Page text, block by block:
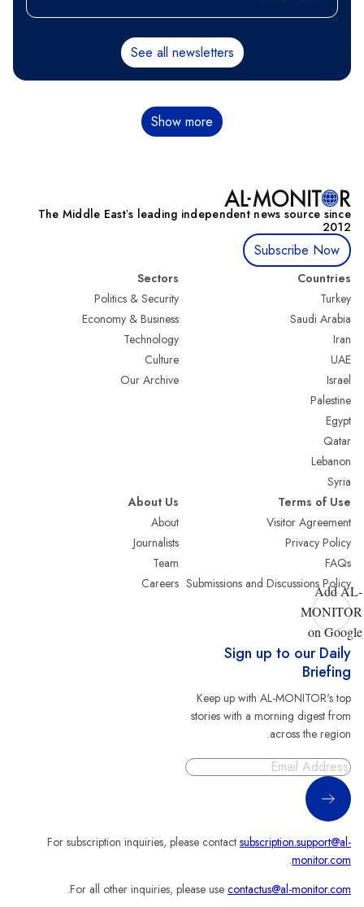
See all newsletters
Show more
The Middle Eastʼs leading independent news source since
2012
Subscribe Now
Countries
Turkey
Saudi Arabia
Iran
UAE
Israel
Palestine
Egypt
Qatar
Lebanon
Syria
Sectors
Politics & Security
Economy & Business
Technology
Culture
Our Archive
Terms of Use
Visitor Agreement
Privacy Policy
FAQs
Submissions and Discussions Policy
About Us
About
Journalists
Team
Careers
Add AL-
MONITOR
on Google
Sign up to our Daily
Briefing
Keep up with AL-MONITOR's top
stories with a morning digest from
across the region.
Sign Up
For subscription inquiries, please contact subscription.support@al-
monitor.com
.
For all other inquiries, please use contactus@al-monitor.com
.